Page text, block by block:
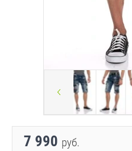
7 990 руб.